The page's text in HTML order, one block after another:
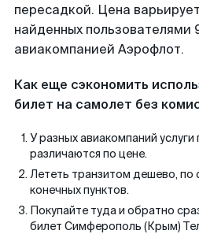
пересадкой. Цена
найденных пользователями
авиакомпанией Аэрофлот.
Как еще сэкономить
билет на самолет без
У разных авиакомпаний услуги
различаются по цене.
Лететь транзитом дешево, по
конечных пунктов.
Покупайте туда и обратно
билет Симферополь (Крым)